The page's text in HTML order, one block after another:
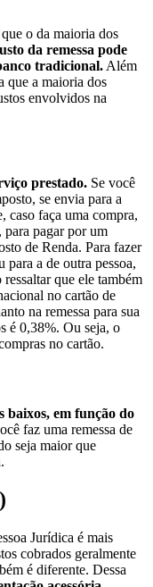
o da maioria dos
da remessa pode
tradicional. Além
que a maioria dos
envolvidos na
prestado. Se você
se envia para a
caso faça uma compra,
pagar por um
de Renda. Para fazer
para a de outra pessoa,
que ele também
no cartão de
na remessa para sua
é 0,38%. Ou seja, o
no cartão.
baixos, em função do
faz uma remessa de
seja maior que
Jurídica é mais
cobrados geralmente
é diferente. Dessa